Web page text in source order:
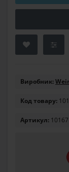
Виробник:
Код товару:
Артикул: 10167